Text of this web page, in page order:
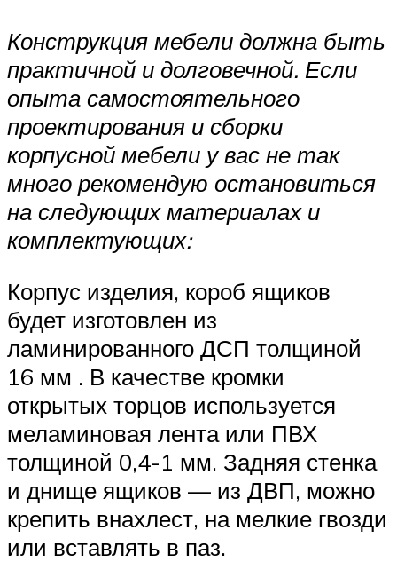
Конструкция мебели должна быть
практичной и долговечной. Если
опыта самостоятельного
проектирования и сборки
корпусной мебели у вас не так
много рекомендую остановиться
на следующих материалах и
комплектующих:
Корпус изделия, короб ящиков
будет изготовлен из
ламинированного ДСП толщиной
16 мм . В качестве кромки
открытых торцов используется
меламиновая лента или ПВХ
толщиной 0,4-1 мм. Задняя стенка
и днище ящиков — из ДВП, можно
крепить внахлест, на мелкие гвозди
или вставлять в паз.